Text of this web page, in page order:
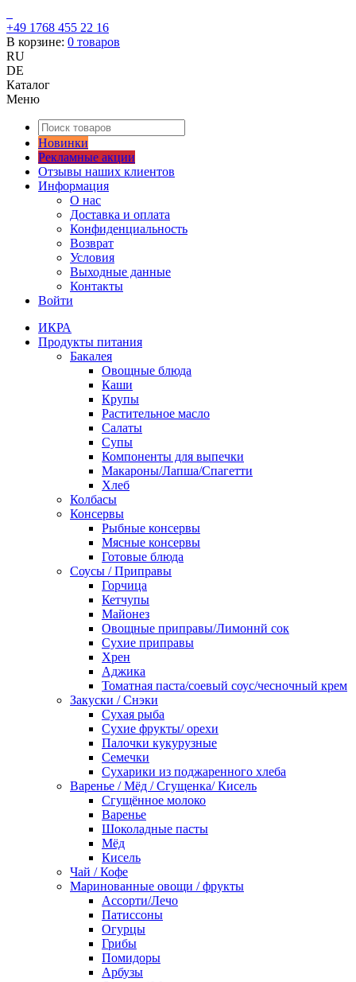
+49 1768 455 22 16
В корзине: 0 товаров
RU
DE
Каталог
Меню
Новинки
Рекламные акции
Отзывы наших клиентов
Информация
О нас
Доставка и оплата
Конфиденциальность
Возврат
Условия
Выходные данные
Контакты
Войти
ИКРА
Продукты питания
Бакалея
Овощные блюда
Каши
Крупы
Растительное масло
Салаты
Супы
Компоненты для выпечки
Макароны/Лапша/Спагетти
Хлеб
Колбасы
Консервы
Рыбные консервы
Мясные консервы
Готовые блюда
Соусы / Приправы
Горчица
Кетчупы
Майонез
Овощные приправы/Лимоннй сок
Сухие приправы
Хрен
Аджика
Томатная паста/соевый соус/чесночный крем
Закуски / Снэки
Сухая рыба
Сухие фрукты/ орехи
Палочки кукурузные
Семечки
Сухарики из поджаренного хлеба
Варенье / Мёд / Сгущенка/ Кисель
Сгущённое молоко
Варенье
Шоколадные пасты
Мёд
Кисель
Чай / Кофе
Маринованные овощи / фрукты
Ассорти/Лечо
Патиссоны
Огурцы
Грибы
Помидоры
Арбузы